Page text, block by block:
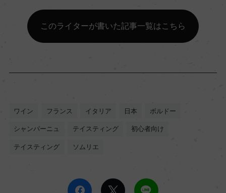
このライターが書いた記事一覧はこちら
ワイン フランス イタリア 日本 ボルドー
シャンパーニュ テイスティング 初心者向け
テイスティング ソムリエ